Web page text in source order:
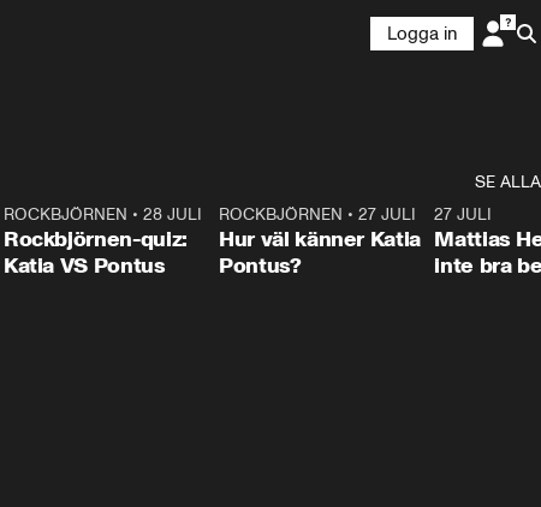
Logga in
SE ALLA
0:15
ROCKBJÖRNEN • 28 JULI
Rockbjörnen-quiz:
Katia VS Pontus
0:46
ROCKBJÖRNEN •27 JULI
Hur väl känner Katia
Pontus?
27 JULI
Mattias
inte bra